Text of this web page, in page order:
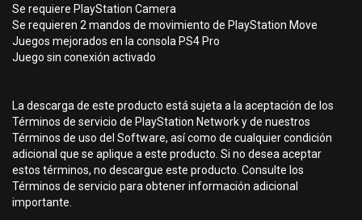
Se requiere PlayStation Camera
Se requieren 2 mandos de movimiento de PlayStation Move
Juegos mejorados en la consola PS4 Pro
Juego sin conexión activado
La descarga de este producto está sujeta a la aceptación de los
Términos de servicio de PlayStation Network y de nuestros
Términos de uso del Software, así como de cualquier condición
adicional que se aplique a este producto. Si no desea aceptar
estos términos, no descargue este producto. Consulte los
Términos de servicio para obtener información adicional
importante.